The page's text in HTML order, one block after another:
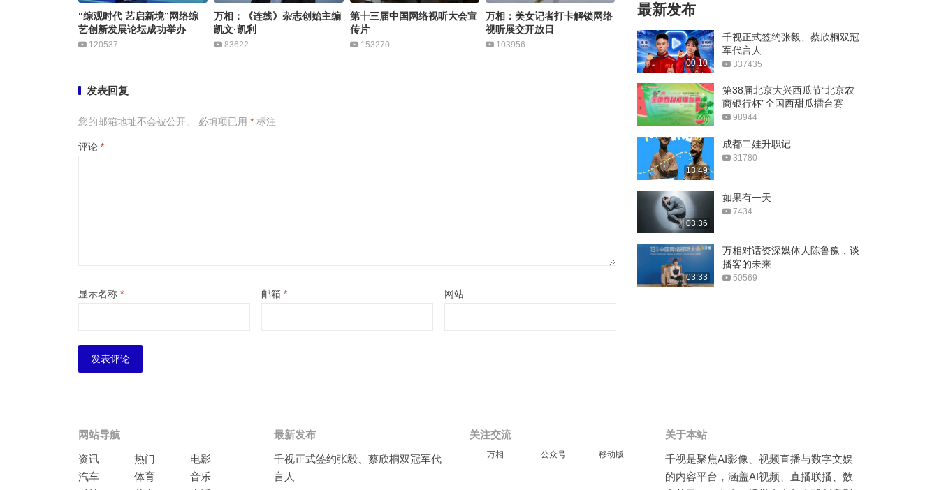
21:36
00:58
“节水嘉年华”
01:18
宣传片
03:01
04:18
第十一届中国网络视听大会
00:27
“综观时代 艺启新境”网络综
艺创新发展论坛成功举办
120537
万相：《连线》杂志创始主编
凯文·凯利
83622
第十三届中国网络视听大会宣
传片
153270
万相：美女记者打卡解锁网络
视听展交开放日
103956
发表回复
您的邮箱地址不会被公开。 必填项已用 * 标注
评论 *
显示名称 * 邮箱 * 网站
最新发布
00:10
千视正式签约张毅、蔡欣桐双冠
军代言人
337435
第38届北京大兴西瓜节“北京农
商银行杯”全国西甜瓜擂台赛
98944
13:49
成都二娃升职记
31780
03:36
如果有一天
7434
03:33
万相对话资深媒体人陈鲁豫，谈
播客的未来
50569
网站导航
资讯 热门
电影
汽车
体育
音乐
最新发布
千视正式签约张毅、蔡欣桐双冠军代
言人
关注交流
万相 公众号 移动版
关于本站
千视是聚焦AI影像、视频直播与数字文娱
的内容平台，涵盖AI视频、直播联播、数